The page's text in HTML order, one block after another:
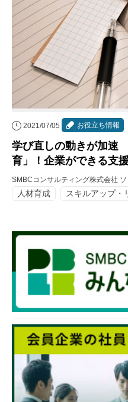
2021/07/05 お役立ち情報
学び直しの動きが加速
育」！企業ができる支
SMBCコンサルティング株式会社
人材育成 スキルアップ・